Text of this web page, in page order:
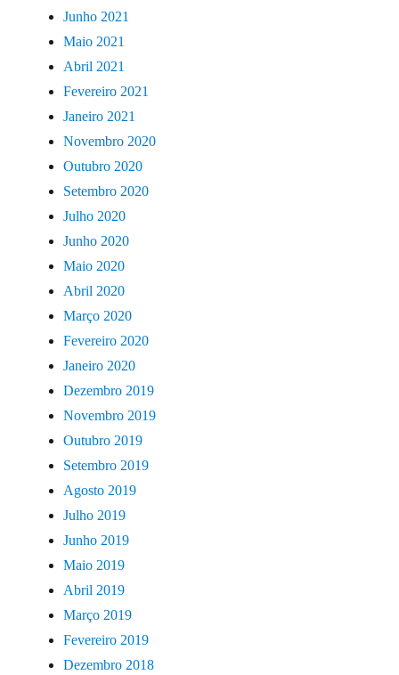
Junho 2021
Maio 2021
Abril 2021
Fevereiro 2021
Janeiro 2021
Novembro 2020
Outubro 2020
Setembro 2020
Julho 2020
Junho 2020
Maio 2020
Abril 2020
Março 2020
Fevereiro 2020
Janeiro 2020
Dezembro 2019
Novembro 2019
Outubro 2019
Setembro 2019
Agosto 2019
Julho 2019
Junho 2019
Maio 2019
Abril 2019
Março 2019
Fevereiro 2019
Dezembro 2018